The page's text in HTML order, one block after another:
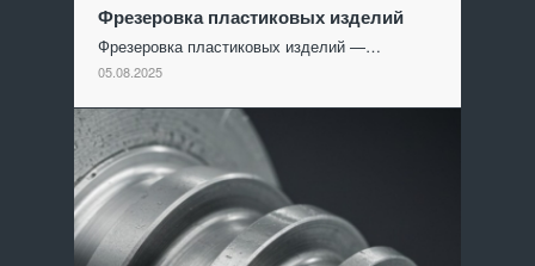
Фрезеровка пластиковых изделий
Фрезеровка пластиковых изделий —…
05.08.2025